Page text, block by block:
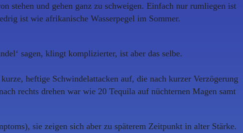
stehen und gehen ganz zu schweigen. Einfach nur rumliegen ist
ist wie afrikanische Wasserpegel im Sommer.
sagen, klingt komplizierter, ist aber das selbe.
heftige Schwindelattacken auf, die nach kurzer Verzögerung
rechts drehen war wie 20 Tequila auf nüchternen Magen samt
sie zeigen sich aber zu späterem Zeitpunkt in alter Stärke.